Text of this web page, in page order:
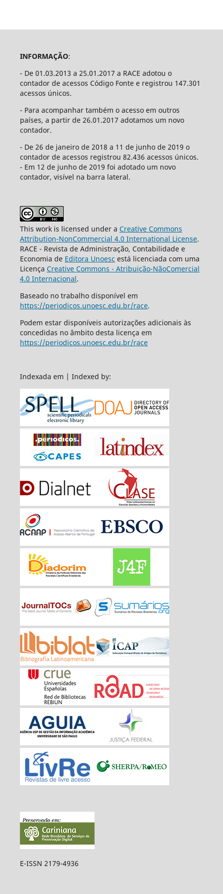
INFORMAÇÃO:
- De 01.03.2013 a 25.01.2017 a RACE adotou o
contador de acessos Código Fonte e registrou 147.301
acessos únicos.
- Para acompanhar também o acesso em outros
países, a partir de 26.01.2017 adotamos um novo
contador.
- De 26 de janeiro de 2018 a 11 de junho de 2019 o
contador de acessos registrou 82.436 acessos únicos.
- Em 12 de junho de 2019 foi adotado um novo
contador, visível na barra lateral.
This work is licensed under a Creative Commons
Attribution-NonCommercial 4.0 International License.
RACE - Revista de Administração, Contabilidade e
Economia de Editora Unoesc está licenciada com uma
Licença Creative Commons - Atribuição-NãoComercial
4.0 Internacional.
Baseado no trabalho disponível em
https://periodicos.unoesc.edu.br/race.
Podem estar disponíveis autorizações adicionais às
concedidas no âmbito desta licença em
https://periodicos.unoesc.edu.br/race
Indexada em | Indexed by:
E-ISSN 2179-4936